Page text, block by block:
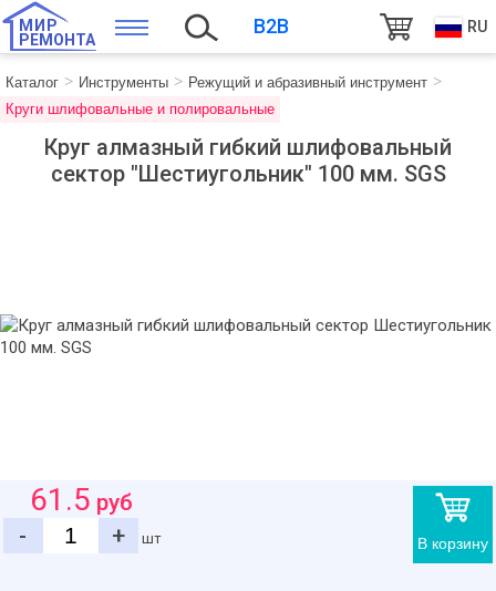
МИР
РЕМОНТА
B2B RU
Каталог Инструменты
Режущий и абразивный инструмент
Круги шлифовальные и полировальные
Круг алмазный гибкий шлифовальный
cектор "Шестиугольник" 100 мм. SGS
В корзину
61.5 руб
-
+ шт